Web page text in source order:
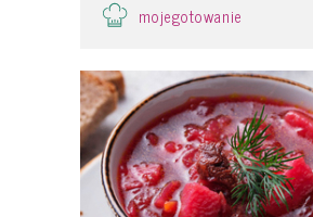
mojegotowanie